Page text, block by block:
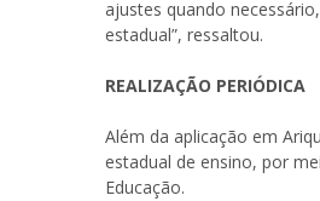
ajustes quando
estadual”, ressaltou.
REALIZAÇÃO PERIÓDICA
Além da aplicação em
estadual de ensino, por
Educação.